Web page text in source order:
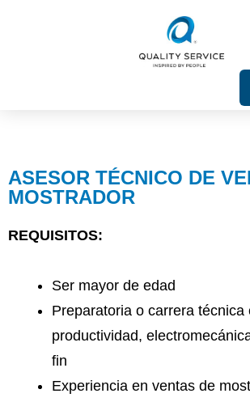
ASESOR TÉCNICO DE
MOSTRADOR
REQUISITOS:
Ser mayor de edad
Preparatoria o carrera técnica
productividad,
fin
Experiencia en ventas de